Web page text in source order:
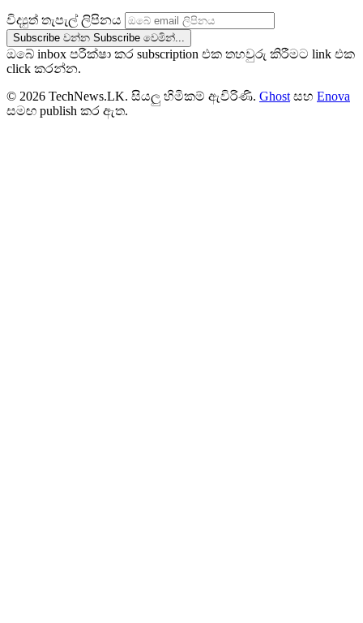
විද්‍යුත් තැපැල් ලිපිනය
Subscribe වන්න Subscribe වෙමින්...
ඔබේ inbox පරීක්ෂා කර subscription එක තහවුරු කිරීමට link එක
click කරන්න.
© 2026 TechNews.LK. සියලු හිමිකම් ඇවිරිණි. Ghost සහ Enova
සමඟ publish කර ඇත.